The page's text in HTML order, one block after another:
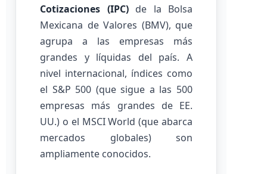
Cotizaciones (IPC)de la Bolsa
Mexicana de Valores (BMV), que
agrupa a las empresas más
grandes y líquidas del país. A
nivel internacional, índices como
el S&P 500 (que sigue a las 500
empresas más grandes de EE.
UU.) o el MSCI World (que abarca
mercados globales) son
ampliamente conocidos.